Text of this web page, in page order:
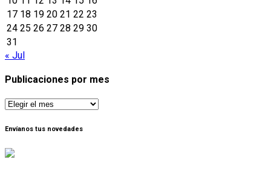
17 18 19 20 21 22 23
24 25 26 27 28 29 30
31
« Jul
Publicaciones por mes
Publicaciones
mes
Envíanos tus novedades